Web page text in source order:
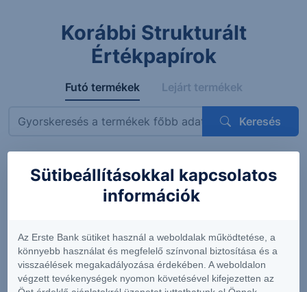
Korábbi Strukturált
Értékpapírok
Futó termékek Lejárt termékek
Keresés
Megnevezés ISIN Mögöttes termék Kupon
Express
OneStar
Smart
Infrastructure
EUR 26-29
AT0000A3VVT6
Siemens AG
Sütibeállításokkal kapcsolatos
információk
Az Erste Bank sütiket használ a weboldalak működtetése, a
könnyebb használat és megfelelő színvonal biztosítása és a
visszaélések megakadályozása érdekében. A weboldalon
végzett tevékenységek nyomon követésével kifejezetten az